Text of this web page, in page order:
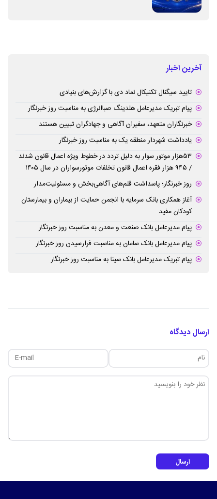
آخرین اخبار
تایید سیگنال تکنیکال نماد دی با گزارش‌های بنیادی
پیام تبریک مدیرعامل هلدینگ صباانرژی به مناسبت روز خبرنگار
خبرنگاران متعهد، سفیران آگاهی و جهادگران تبیین هستند
یادداشت شهردار منطقه یک به مناسبت روز خبرنگار
۵۳هزار موتور سوار به دلیل تردد در خطوط ویژه اعمال قانون شدند
/ ۹۴۵ هزار فقره اعمال قانون تخلفات موتورسواران در سال ۱۴۰۵
روز خبرنگار؛ پاسداشت قلم‌های آگاهی‌بخش و مسئولیت‌مدار
آغاز همکاری بانک سرمایه با انجمن حمایت از بیماران و بیمارستان
کودکان مفید
پیام مدیرعامل بانک صنعت و معدن به مناسبت روز خبرنگار
پیام مدیرعامل بانک سامان به مناسبت فرارسیدن روز خبرنگار
پیام تبریک مدیرعامل بانک سینا به مناسبت روز خبرنگار
ارسال دیدگاه
ارسال